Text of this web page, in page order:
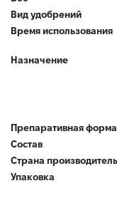
Вид удобрений
Время использования
Назначение
Препаративная форма
Состав
Страна производитель
Упаковка